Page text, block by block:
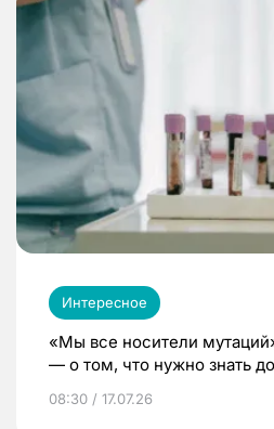
Интересное
«Мы все носители
— о том, что нужно знать
08:30 / 17.07.26